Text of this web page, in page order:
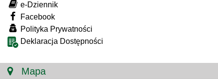
e-Dziennik
Facebook
Polityka Prywatności
Deklaracja Dostępności
Mapa